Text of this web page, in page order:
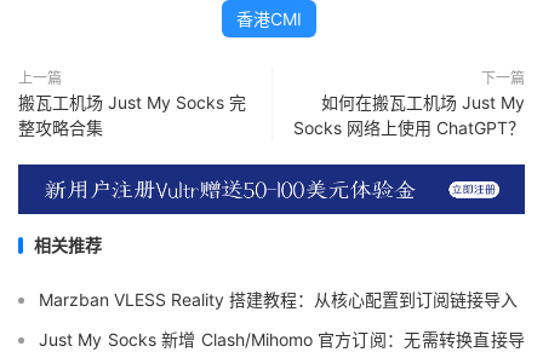
香港CMI
上一篇
搬瓦工机场 Just My Socks 完
整攻略合集
下一篇
如何在搬瓦工机场 Just My
Socks 网络上使用 ChatGPT？
相关推荐
Marzban VLESS Reality 搭建教程：从核心配置到订阅链接导入
Just My Socks 新增 Clash/Mihomo 官方订阅：无需转换直接导